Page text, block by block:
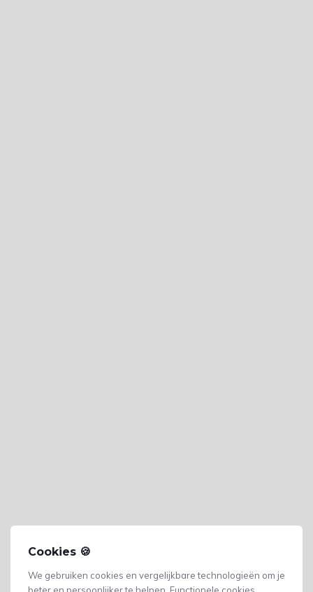
Cookies 🍪
We gebruiken cookies en vergelijkbare technologieën om je
beter en persoonlijker te helpen. Functionele cookies